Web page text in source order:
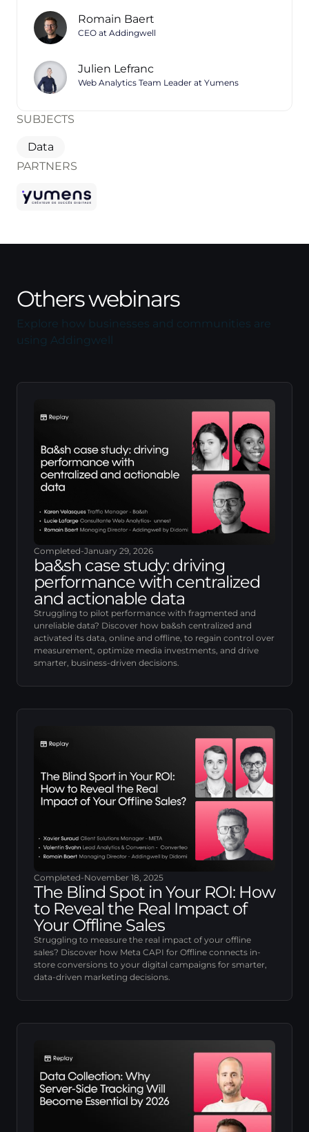
Romain Baert
CEO at Addingwell
Julien Lefranc
Web Analytics Team Leader at Yumens
SUBJECTS
Data
PARTNERS
Others webinars
Explore how businesses and communities are
using Addingwell
Completed-January 29, 2026
ba&sh case study: driving
performance with centralized
and actionable data
Struggling to pilot performance with fragmented and
unreliable data? Discover how ba&sh centralized and
activated its data, online and offline, to regain control over
measurement, optimize media investments, and drive
smarter, business-driven decisions.
Completed-November 18, 2025
The Blind Spot in Your ROI: How
to Reveal the Real Impact of
Your Offline Sales
Struggling to measure the real impact of your offline
sales? Discover how Meta CAPI for Offline connects in-
store conversions to your digital campaigns for smarter,
data-driven marketing decisions.